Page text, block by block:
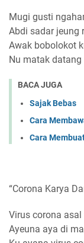
Mugi gusti
Abdi sadar jeung
Awak bobolokot
Nu matak datang
BACA JUGA
Sajak Bebas
Cara
Cara
“Corona Karya
Virus corona
Ayeuna aya di